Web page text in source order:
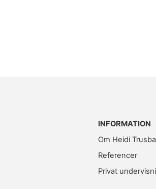
INFORMATION
Om Heidi
Referencer
Privat